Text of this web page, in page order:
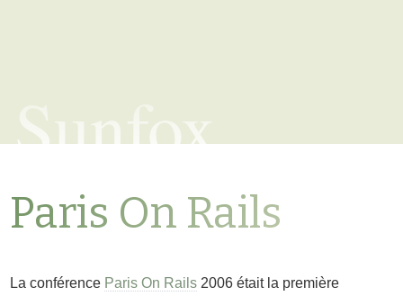
Sunfox
Paris On Rails
La conférence Paris On Rails 2006 était la première